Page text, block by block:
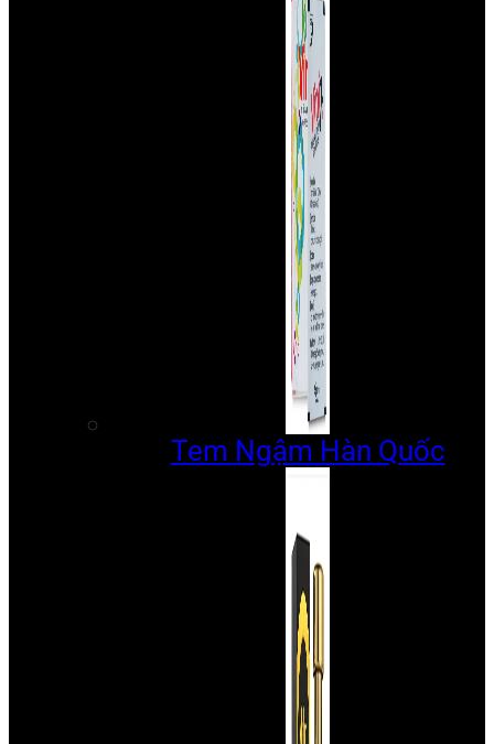
Tem Ngậm Hàn Quốc